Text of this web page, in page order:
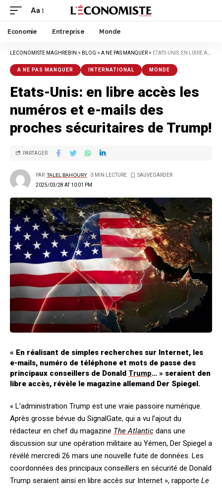
Aa
Economie Entreprise Monde
LECONOMISTE MAGHREBIN > BLOG > A NE PAS MANQUER > ETATS-UNIS: EN LIBRE ACCÈS LES NUMÉROS ET E-MAILS DES PROCHES SÉCURITAIRES DE TRUMP!
A NE PAS MANQUER INTERNATIONAL MONDE
Etats-Unis: en libre accès les
numéros et e-mails des
proches sécuritaires de Trump!
2025/03/28 AT 10:01 PM
PAR TALEL BAHOURY 3 MIN LECTURE
PARTAGER
« En réalisant de simples recherches sur Internet, les
e-mails, numéro de téléphone et mots de passe des
principaux conseillers de Donald Trump… » seraient den
libre accès, révèle le magazine allemand Der Spiegel.
« L’administration Trump est une vraie passoire numérique.
Après grosse bévue du SignalGate, qui a vu l’ajout du
rédacteur en chef du magazine The Atlantic dans une
discussion sur une opération militaire au Yémen, Der Spiegel a
révélé mercredi 26 mars une nouvelle fuite de données. Les
coordonnées des principaux conseillers en sécurité de Donald
Trump seraient ainsi en libre accès sur Internet », rapporte Le